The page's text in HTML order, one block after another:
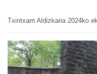
Txintxarri Aldizkaria 2024ko